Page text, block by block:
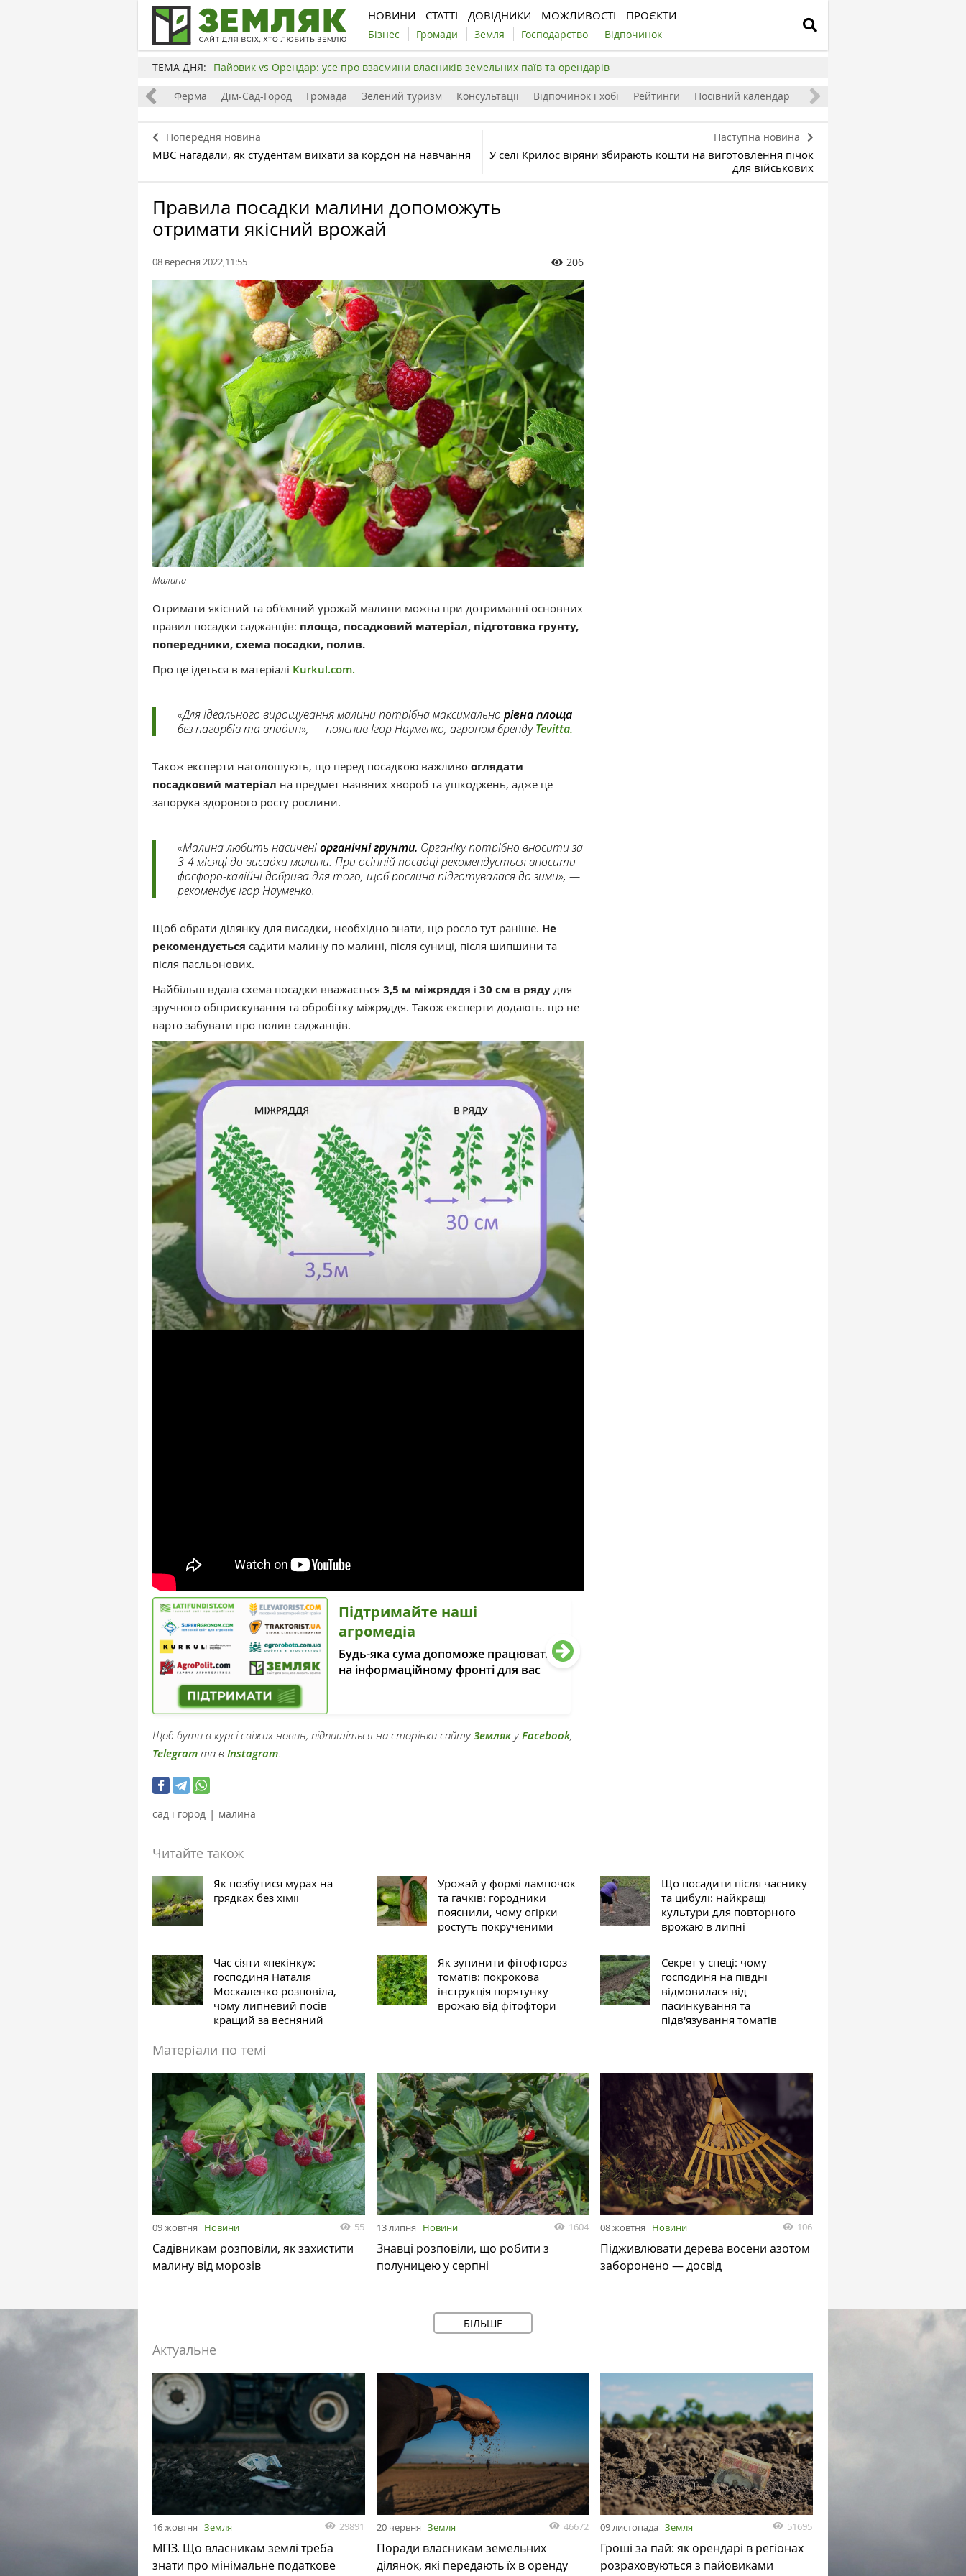
НОВИНИ СТАТТІ ДОВІДНИКИ МОЖЛИВОСТІ ПРОЄКТИ
Бізнес Громади Земля Господарство Відпочинок
ТЕМА ДНЯ: Пайовик vs Орендар: усе про взаємини власників земельних паїв та орендарів
Бізнес Ферма Дім-Сад-Город Громада Зелений туризм Консультації Відпочинок і хобі Рейтинги Посівний календар
Попередня новина
МВС нагадали, як студентам виїхати за кордон на навчання
Наступна новина
У селі Крилос віряни збирають кошти на виготовлення пічок
для військових
Правила посадки малини допоможуть
отримати якісний врожай
08 вересня 2022,11:55 206
Малина
Отримати якісний та об'ємний урожай малини можна при дотриманні основних
правил посадки саджанців: площа, посадковий матеріал, підготовка грунту,
попередники, схема посадки, полив.
Про це ідеться в матеріалі Kurkul.com.
«Для ідеального вирощування малини потрібна максимально рівна площа
без пагорбів та впадин», — пояснив Ігор Науменко, агроном брендуTevitta.
Також експерти наголошують, що перед посадкою важливо оглядати
посадковий матеріал на предмет наявних хвороб та ушкоджень, адже це
запорука здорового росту рослини.
«Малина любить насиченіорганічні грунти. Органіку потрібно вносити за
3-4 місяці до висадки малини. При осінній посадці рекомендується вносити
фосфоро-калійні добрива для того, щоб рослина підготувалася до зими», —
рекомендує Ігор Науменко.
Щоб обрати ділянку для висадки, необхідно знати, що росло тут раніше. Не
рекомендується садити малину по малині, після суниці, після шипшини та
після пасльонових.
Найбільш вдала схема посадки вважається 3,5 м міжряддя і 30 см в ряду для
зручного обприскування та обробітку міжряддя. Також експерти додають. що не
варто забувати про полив саджанців.
Підтримайте наші
агромедіа
Будь-яка сума допоможе працювати
на інформаційному фронті для вас
Щоб бути в курсі свіжих новин, підпишіться на сторінки сайтуЗемлякуFacebook,
Telegram та в Instagram.
сад і город | малина
Читайте також
Як позбутися мурах на
грядках без хімії
Урожай у формі лампочок
та гачків: городники
пояснили, чому огірки
ростуть покрученими
Що посадити після часнику
та цибулі: найкращі
культури для повторного
врожаю в липні
Час сіяти «пекінку»:
господиня Наталія
Москаленко розповіла,
чому липневий посів
кращий за весняний
Як зупинити фітофтороз
томатів: покрокова
інструкція порятунку
врожаю від фітофтори
Секрет у спеці: чому
господиня на півдні
відмовилася від
пасинкування та
підв'язування томатів
Матеріали по темі
09 жовтня Новини 55
Садівникам розповіли, як захистити
малину від морозів
13 липня Новини 1604
Знавці розповіли, що робити з
полуницею у серпні
08 жовтня Новини 106
Підживлювати дерева восени азотом
заборонено — досвід
БІЛЬШЕ
Актуальне
16 жовтня Земля 29891
МПЗ. Що власникам землі треба
знати про мінімальне податкове
20 червня Земля 46672
Поради власникам земельних
ділянок, які передають їх в оренду
09 листопада Земля 51695
Гроші за пай: як орендарі в регіонах
розраховуються з пайовиками